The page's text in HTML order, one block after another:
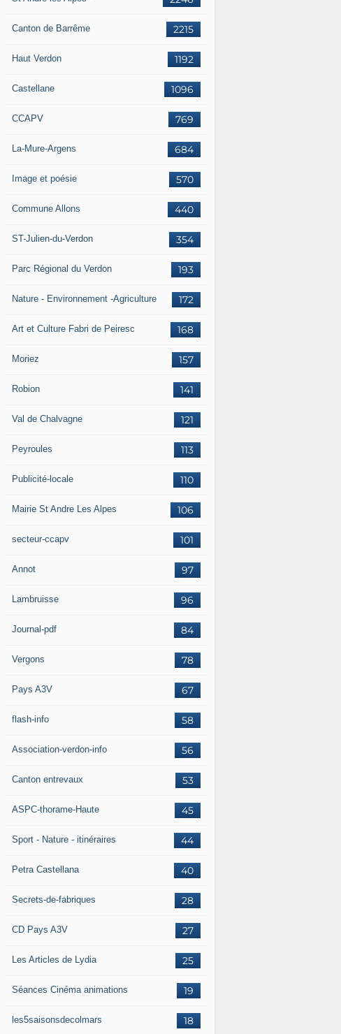
2215
Canton de Barrême
1192
Haut Verdon
1096
Castellane
769
CCAPV
684
La-Mure-Argens
570
Image et poésie
440
Commune Allons
354
ST-Julien-du-Verdon
193
Parc Régional du Verdon
172
Nature - Environnement -Agriculture
168
Art et Culture Fabri de Peiresc
157
Moriez
141
Robion
121
Val de Chalvagne
113
Peyroules
110
Publicité-locale
106
Mairie St Andre Les Alpes
101
secteur-ccapv
97
Annot
96
Lambruisse
84
Journal-pdf
78
Vergons
67
Pays A3V
58
flash-info
56
Association-verdon-info
53
Canton entrevaux
45
ASPC-thorame-Haute
44
Sport - Nature - itinéraires
40
Petra Castellana
28
Secrets-de-fabriques
27
CD Pays A3V
25
Les Articles de Lydia
19
Séances Cinéma animations
18
les5saisonsdecolmars